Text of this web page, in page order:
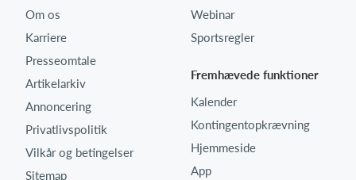
Om os
Karriere
Presseomtale
Artikelarkiv
Annoncering
Privatlivspolitik
Vilkår og betingelser
Sitemap
Webinar
Sportsregler
Fremhævede funktioner
Kalender
Kontingentopkrævning
Hjemmeside
App